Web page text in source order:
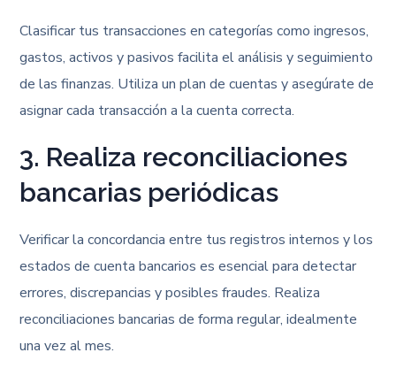
Clasificar tus transacciones en categorías como ingresos,
gastos, activos y pasivos facilita el análisis y seguimiento
de las finanzas. Utiliza un plan de cuentas y asegúrate de
asignar cada transacción a la cuenta correcta.
3. Realiza reconciliaciones
bancarias periódicas
Verificar la concordancia entre tus registros internos y los
estados de cuenta bancarios es esencial para detectar
errores, discrepancias y posibles fraudes. Realiza
reconciliaciones bancarias de forma regular, idealmente
una vez al mes.